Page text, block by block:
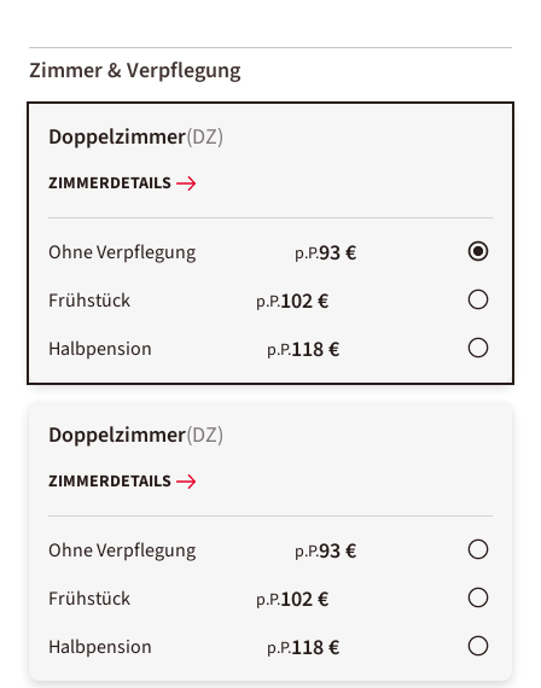
01-02
Zimmer & Verpflegung
Doppelzimmer(DZ)
ZIMMERDETAILS
Ohne Verpflegung p.P.93 €
Frühstück p.P.102 €
Halbpension p.P.118 €
Doppelzimmer(DZ)
ZIMMERDETAILS
Ohne Verpflegung p.P.93 €
Frühstück p.P.102 €
Halbpension p.P.118 €